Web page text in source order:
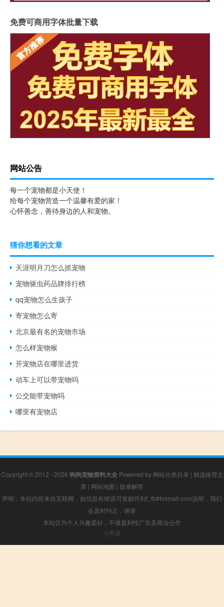
免费可商用字体批量下载
网站公告
每一个宠物都是小天使！
给每个宠物营造一个温馨有爱的家！
心怀善念，善待身边的人和宠物。
猜你想看的文章
天涯明月刀怎么抓宠物
宠物驱虫药品牌排行榜
qq宠物怎么生孩子
寄宠物怎么寄
北京最有名的宠物市场
怎么样宠物猴
开宠物店在哪里进货
动车上可以带宠物吗
公交能带宠物吗
哪里有宠物店
Copyright © 2012 - 2026 狗狗宠物资料大全Powered by 网站分类目录 | 精选推荐文
章 | 网站地图 | 疑难解答
声明：本站内容来自互联网，如信息有错误可发邮件到f_fb#foxmail.com说明，我们
会及时纠正，谢谢
本站仅为个人兴趣爱好，不接盈利性广告及商业合作
小男孩